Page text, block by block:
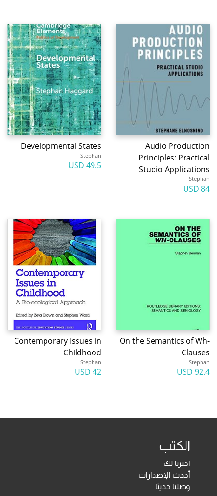
Audio Production
Principles: Practical
Studio Applications
Stephan
84 USD
Developmental States
Stephan
49.5 USD
On the Semantics of Wh-
Clauses
Stephan
92.4 USD
Contemporary Issues in
Childhood
Stephan
42 USD
الكتب
اخترنا لك
أحدث الإصدارات
وصلنا حديثا